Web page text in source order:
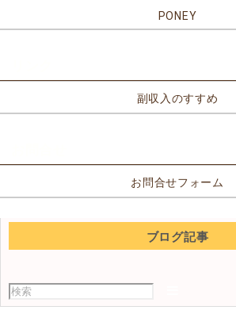
PONEY
副収入のすすめ
お問合せフォーム
ブログ記事